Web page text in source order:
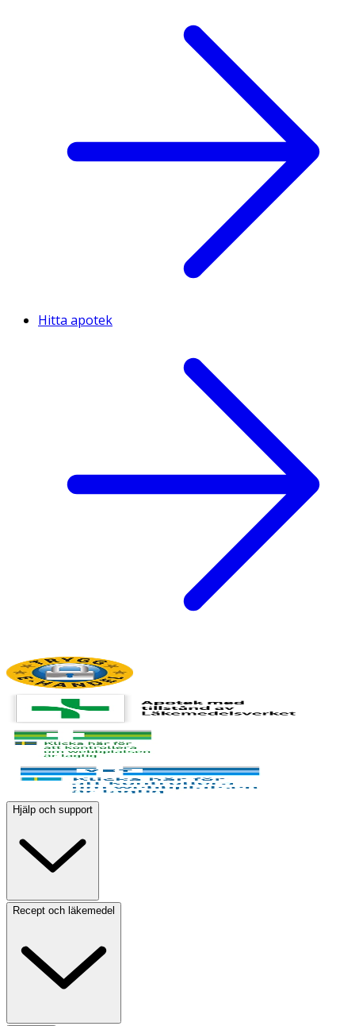
Hitta apotek
Hjälp och support
Recept och läkemedel